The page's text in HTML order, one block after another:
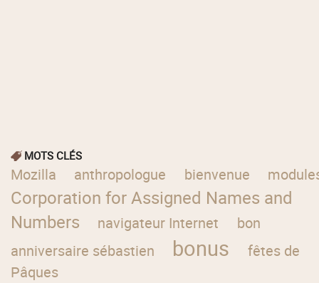
MOTS CLÉS
Mozilla anthropologue bienvenue
Corporation for Assigned Names and
Numbers
navigateur Internet
bon
anniversaire sébastien
bonus
fêtes de
Pâques